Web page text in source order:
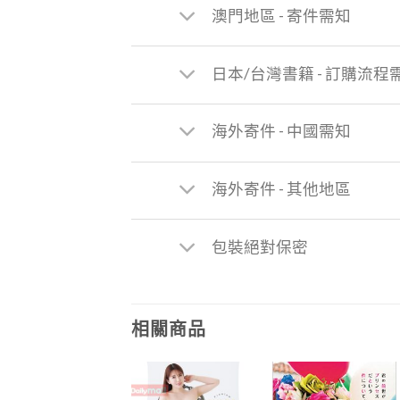
澳門地區 - 寄件需知
日本/台灣書籍 - 訂購流程
海外寄件 - 中國需知
海外寄件 - 其他地區
包裝絕對保密
相關商品